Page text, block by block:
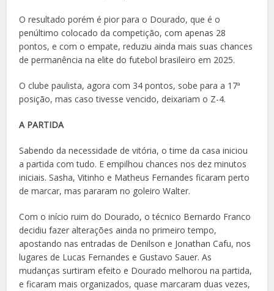
O resultado porém é pior para o Dourado, que é o
penúltimo colocado da competição, com apenas 28
pontos, e com o empate, reduziu ainda mais suas chances
de permanência na elite do futebol brasileiro em 2025.
O clube paulista, agora com 34 pontos, sobe para a 17ª
posição, mas caso tivesse vencido, deixariam o Z-4.
A PARTIDA
Sabendo da necessidade de vitória, o time da casa iniciou
a partida com tudo. E empilhou chances nos dez minutos
iniciais. Sasha, Vitinho e Matheus Fernandes ficaram perto
de marcar, mas pararam no goleiro Walter.
Com o início ruim do Dourado, o técnico Bernardo Franco
decidiu fazer alterações ainda no primeiro tempo,
apostando nas entradas de Denilson e Jonathan Cafu, nos
lugares de Lucas Fernandes e Gustavo Sauer. As
mudanças surtiram efeito e Dourado melhorou na partida,
e ficaram mais organizados, quase marcaram duas vezes,